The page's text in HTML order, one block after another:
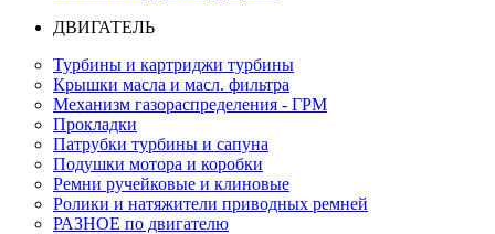
ДВИГАТЕЛЬ
Турбины и картриджи турбины
Крышки масла и масл. фильтра
Механизм газораспределения - ГРМ
Прокладки
Патрубки турбины и сапуна
Подушки мотора и коробки
Ремни ручейковые и клиновые
Ролики и натяжители приводных ремней
РАЗНОЕ по двигателю